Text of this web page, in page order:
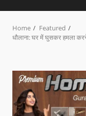
Home
Featured
धौलाना: घर में घुसकर हमला